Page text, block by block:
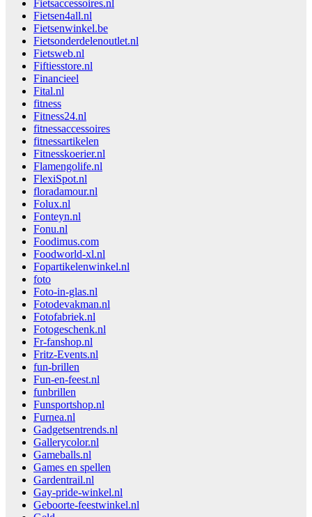
Fietsaccessoires.nl
Fietsen4all.nl
Fietsenwinkel.be
Fietsonderdelenoutlet.nl
Fietsweb.nl
Fiftiesstore.nl
Financieel
Fital.nl
fitness
Fitness24.nl
fitnessaccessoires
fitnessartikelen
Fitnesskoerier.nl
Flamengolife.nl
FlexiSpot.nl
floradamour.nl
Folux.nl
Fonteyn.nl
Fonu.nl
Foodimus.com
Foodworld-xl.nl
Fopartikelenwinkel.nl
foto
Foto-in-glas.nl
Fotodevakman.nl
Fotofabriek.nl
Fotogeschenk.nl
Fr-fanshop.nl
Fritz-Events.nl
fun-brillen
Fun-en-feest.nl
funbrillen
Funsportshop.nl
Furnea.nl
Gadgetsentrends.nl
Gallerycolor.nl
Gameballs.nl
Games en spellen
Gardentrail.nl
Gay-pride-winkel.nl
Geboorte-feestwinkel.nl